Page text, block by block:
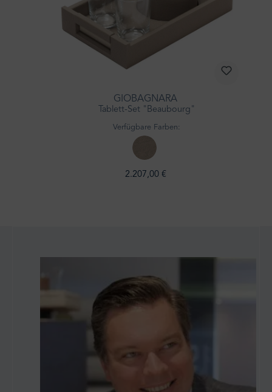
GIOBAGNARA
Tablett-Set "Beaubourg"
Verfügbare Farben:
2.207,00 €